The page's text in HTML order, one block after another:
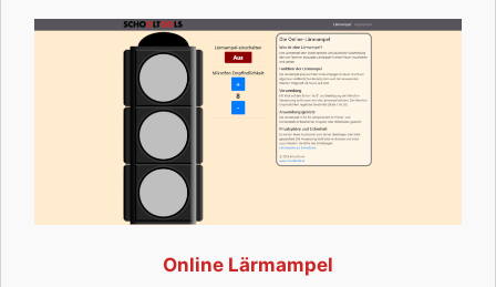
Online Lärmampel